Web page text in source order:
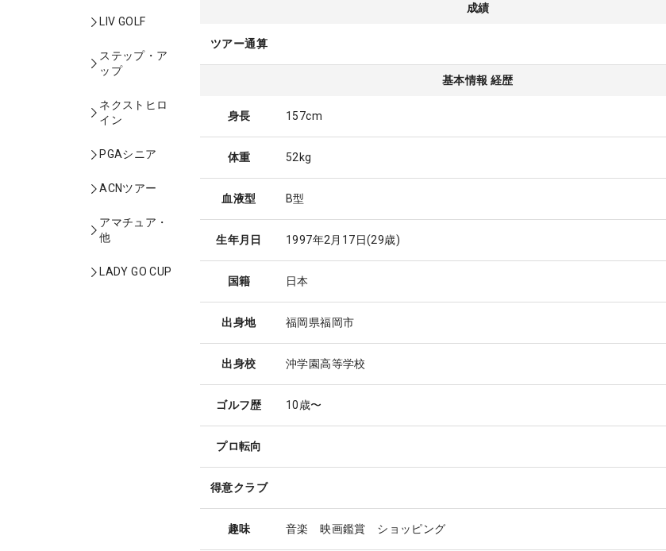
LIV GOLF
ステップ・ア
ップ
ネクストヒロ
イン
PGAシニア
ACNツアー
アマチュア・
他
LADY GO CUP
成績
ツアー通算
基本情報 経歴
身長 157cm
体重 52kg
血液型 B型
生年月日 1997年2月17日(29歳)
国籍 日本
出身地 福岡県福岡市
出身校 沖学園高等学校
ゴルフ歴 10歳〜
プロ転向
得意クラブ
趣味 音楽 映画鑑賞 ショッピング